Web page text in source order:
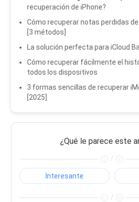
recuperación de iPhone?
Cómo recuperar notas perdidas
[3 métodos]
La solución perfecta para iCloud
Cómo recuperar fácilmente el
todos los dispositivos
3 formas sencillas de recuperar
[2025]
¿Qué le parece este
/
Interesante
/